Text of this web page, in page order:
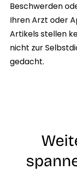
Beschwerden
Ihren Arzt oder
Artikels stellen
nicht zur
gedacht.